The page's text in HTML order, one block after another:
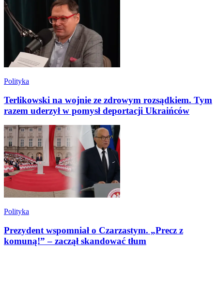
Polityka
Terlikowski na wojnie ze zdrowym rozsądkiem. Tym
razem uderzył w pomysł deportacji Ukraińców
Polityka
Prezydent wspomniał o Czarzastym. „Precz z
komuną!” – zaczął skandować tłum